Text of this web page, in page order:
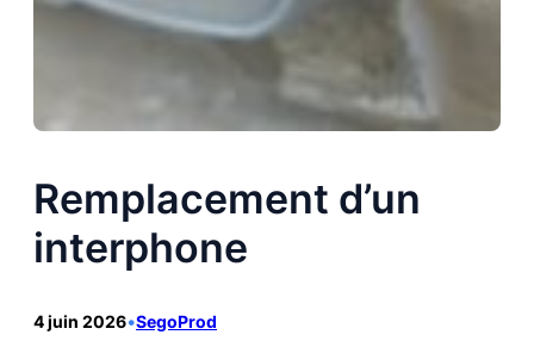
Remplacement d’un
interphone
4 juin 2026•SegoProd